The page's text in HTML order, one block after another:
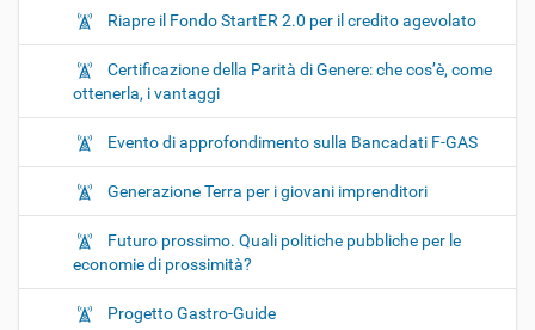
Riapre il Fondo StartER 2.0 per il credito agevolato
Certificazione della Parità di Genere: che cos’è, come
ottenerla, i vantaggi
Evento di approfondimento sulla Bancadati F-GAS
Generazione Terra per i giovani imprenditori
Futuro prossimo. Quali politiche pubbliche per le
economie di prossimità?
Progetto Gastro-Guide